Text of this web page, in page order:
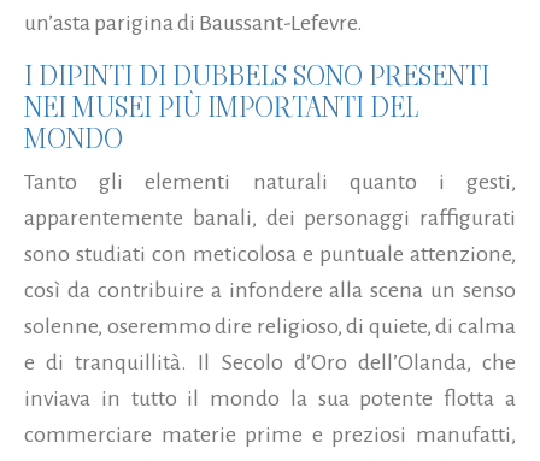
un’asta parigina di Baussant-Lefevre.
I DIPINTI DI DUBBELS SONO PRESENTI
NEI MUSEI PIÙ IMPORTANTI DEL
MONDO
Tanto gli elementi naturali quanto i gesti,
apparentemente banali, dei personaggi raffigurati
sono studiati con meticolosa e puntuale attenzione,
così da contribuire a infondere alla scena un senso
solenne, oseremmo dire religioso, di quiete, di calma
e di tranquillità. Il Secolo d’Oro dell’Olanda, che
inviava in tutto il mondo la sua potente flotta a
commerciare materie prime e preziosi manufatti,